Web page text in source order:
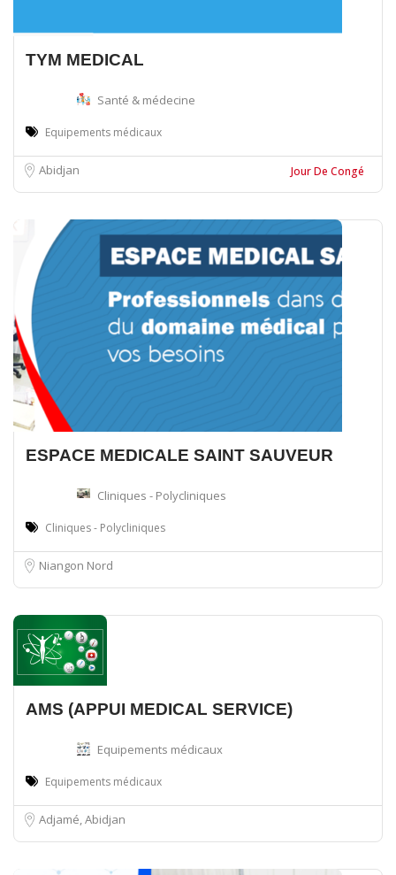
TYM MEDICAL
Santé & médecine
Equipements médicaux
Abidjan Jour De Congé
ESPACE MEDICALE SAINT SAUVEUR
Cliniques - Polycliniques
Cliniques - Polycliniques
Niangon Nord
AMS (APPUI MEDICAL SERVICE)
Equipements médicaux
Equipements médicaux
Adjamé, Abidjan